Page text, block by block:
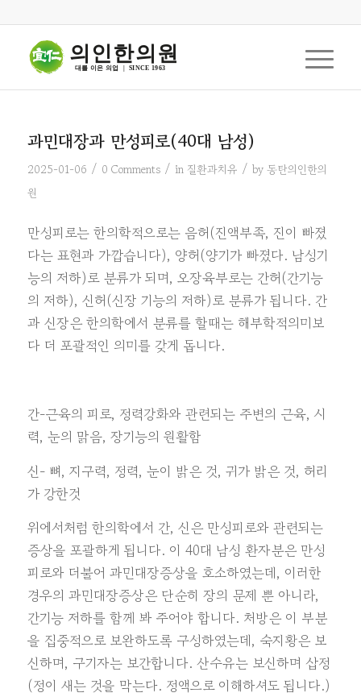
의인한의원
대를 이은 의업  |  SINCE 1963
과민대장과 만성피로(40대 남성)
2025-01-06 / 0 Comments / in 질환과치유 / by 동탄의인한의
원
만성피로는 한의학적으로는 음허(진액부족, 진이 빠졌
다는 표현과 가깝습니다), 양허(양기가 빠졌다. 남성기
능의 저하)로 분류가 되며, 오장육부로는 간허(간기능
의 저하), 신허(신장 기능의 저하)로 분류가 됩니다. 간
과 신장은 한의학에서 분류를 할때는 해부학적의미보
다 더 포괄적인 의미를 갖게 돕니다.
간-근육의 피로, 정력강화와 관련되는 주변의 근육, 시
력, 눈의 맑음, 장기능의 원활함
신- 뼈, 지구력, 정력, 눈이 밝은 것, 귀가 밝은 것, 허리
가 강한것
위에서처럼 한의학에서 간, 신은 만성피로와 관련되는
증상을 포괄하게 됩니다. 이 40대 남성 환자분은 만성
피로와 더불어 과민대장증상을 호소하였는데, 이러한
경우의 과민대장증상은 단순히 장의 문제 뿐 아니라,
간기능 저하를 함께 봐 주어야 합니다. 처방은 이 부분
을 집중적으로 보완하도록 구성하였는데, 숙지황은 보
신하며, 구기자는 보간합니다. 산수유는 보신하며 삽정
(정이 새는 것을 막는다. 정액으로 이해하셔도 됩니다.)